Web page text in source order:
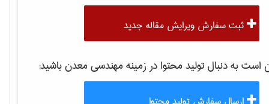
ثبت سفارش ویرایش مقاله جدید
به دنبال تولید محتوا در زمینهمهندسی معدنباشید: